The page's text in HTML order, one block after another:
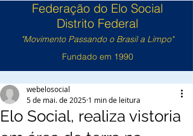
Federação do Elo Social
Distrito Federal
"Movimento Passando o Brasil a Limpo"
Fundado em 1990
Elo Social, realiza vistoria
webelosocial
5 de mai. de 2025 1 min de leitura